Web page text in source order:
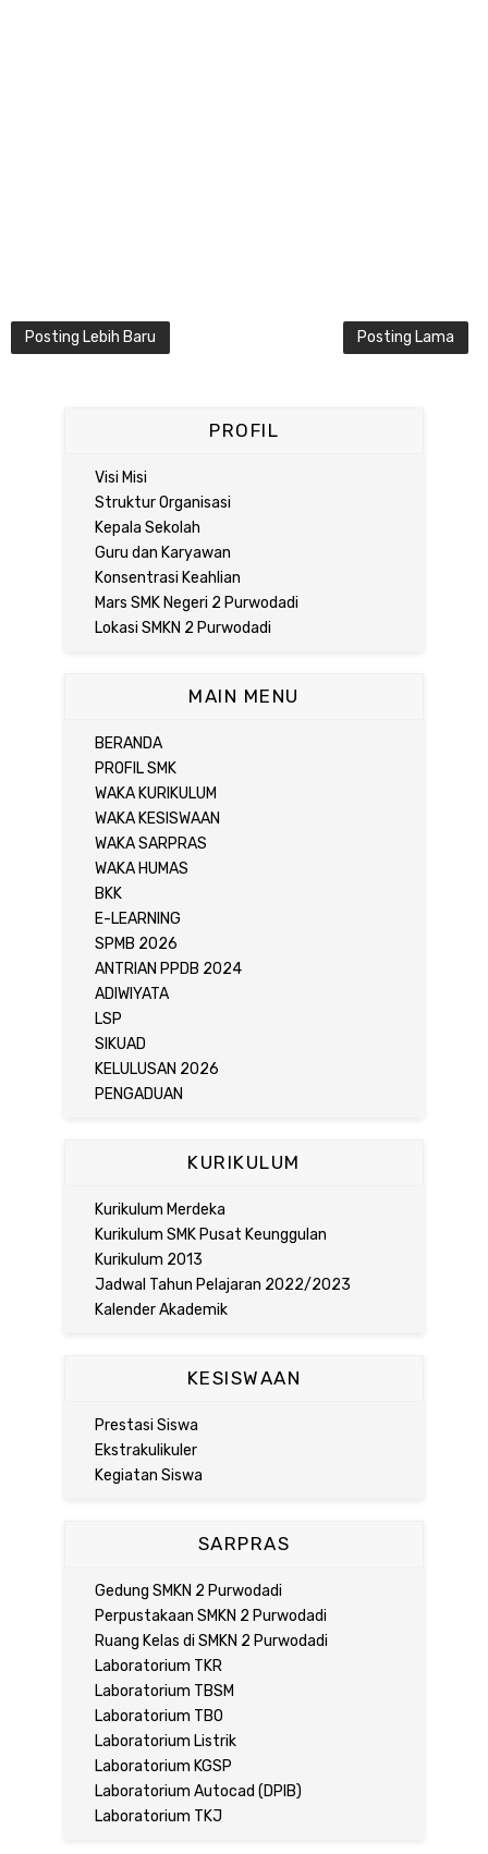
Posting Lebih Baru Posting Lama
PROFIL
Visi Misi
Struktur Organisasi
Kepala Sekolah
Guru dan Karyawan
Konsentrasi Keahlian
Mars SMK Negeri 2 Purwodadi
Lokasi SMKN 2 Purwodadi
MAIN MENU
BERANDA
PROFIL SMK
WAKA KURIKULUM
WAKA KESISWAAN
WAKA SARPRAS
WAKA HUMAS
BKK
E-LEARNING
SPMB 2026
ANTRIAN PPDB 2024
ADIWIYATA
LSP
SIKUAD
KELULUSAN 2026
PENGADUAN
KURIKULUM
Kurikulum Merdeka
Kurikulum SMK Pusat Keunggulan
Kurikulum 2013
Jadwal Tahun Pelajaran 2022/2023
Kalender Akademik
KESISWAAN
Prestasi Siswa
Ekstrakulikuler
Kegiatan Siswa
SARPRAS
Gedung SMKN 2 Purwodadi
Perpustakaan SMKN 2 Purwodadi
Ruang Kelas di SMKN 2 Purwodadi
Laboratorium TKR
Laboratorium TBSM
Laboratorium TBO
Laboratorium Listrik
Laboratorium KGSP
Laboratorium Autocad (DPIB)
Laboratorium TKJ